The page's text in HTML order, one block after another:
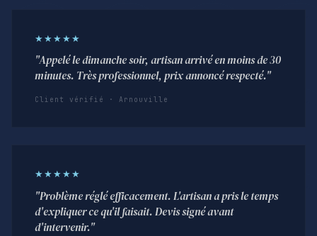
★★★★★
"Appelé le dimanche soir, artisan arrivé en moins de 30
minutes. Très professionnel, prix annoncé respecté."
Client vérifié · Arnouville
★★★★★
"Problème réglé efficacement. L'artisan a pris le temps
d'expliquer ce qu'il faisait. Devis signé avant
d'intervenir."